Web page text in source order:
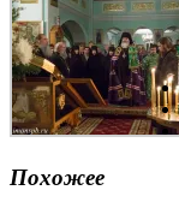
Похожее